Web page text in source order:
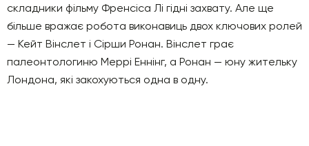
складники фільму Френсіса Лі гідні захвату. Але ще
більше вражає робота виконавиць двох ключових ролей
— Кейт Вінслет і Сірши Ронан. Вінслет грає
палеонтологиню Меррі Еннінг, а Ронан — юну жительку
Лондона, які закохуються одна в одну.